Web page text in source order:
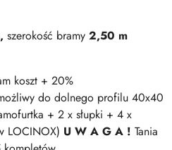
szerokość bramy 2,50 m
koszt + 20%
do dolnego profilu 40x40
+ 2 x słupki + 4 x
LOCINOX) U W A G A ! Tania